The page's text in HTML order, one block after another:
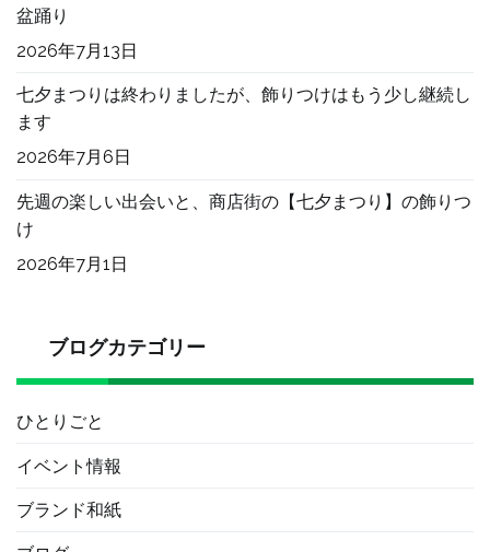
盆踊り
2026年7月13日
七夕まつりは終わりましたが、飾りつけはもう少し継続し
ます
2026年7月6日
先週の楽しい出会いと、商店街の【七夕まつり】の飾りつ
け
2026年7月1日
ブログカテゴリー
ひとりごと
イベント情報
ブランド和紙